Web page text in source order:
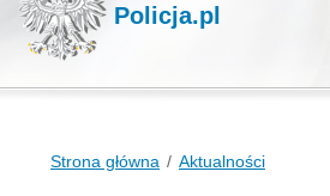
Policja.pl
Strona główna Aktualności